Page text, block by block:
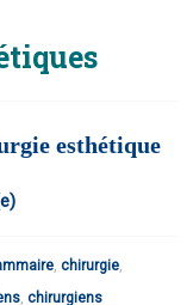
esthétique
,chirurgie,
,chirurgiens